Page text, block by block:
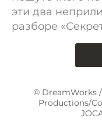
эти два
разборе
© DreamWorks
Productions/